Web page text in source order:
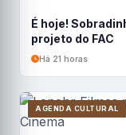
É hoje!
projeto do FAC
Há 21 horas
AGENDA CULTURAL